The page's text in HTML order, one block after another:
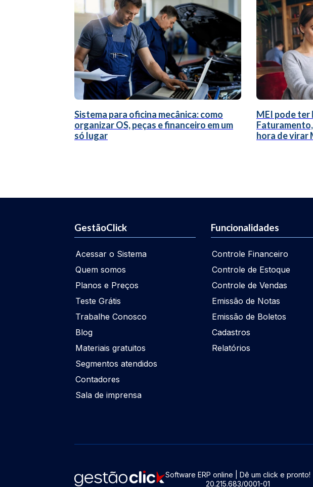
Sistema para oficina mecânica: como
organizar OS, peças e financeiro em um
só lugar
MEI pode ter
hora de virar
GestãoClick
Acessar o Sistema
Quem somos
Planos e Preços
Teste Grátis
Trabalhe Conosco
Blog
Materiais gratuitos
Segmentos atendidos
Contadores
Sala de imprensa
Funcionalidades
Controle Financeiro
Controle de Estoque
Controle de Vendas
Emissão de Notas
Emissão de Boletos
Cadastros
Relatórios
Software ERP online | Dê um click e pronto!
20.215.683/0001-01